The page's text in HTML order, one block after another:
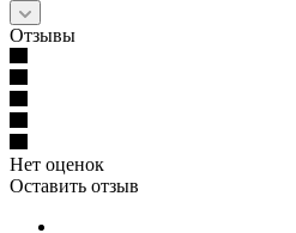
Отзывы
Нет оценок
Оставить отзыв